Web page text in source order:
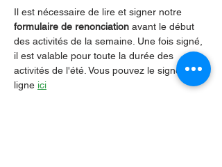
Il est nécessaire de lire et signer notre
formulaire de renonciation avant le début
des activités de la semaine. Une fois signé,
il est valable pour toute la durée des
activités de l'été. Vous pouvez le signer en
ligne ici